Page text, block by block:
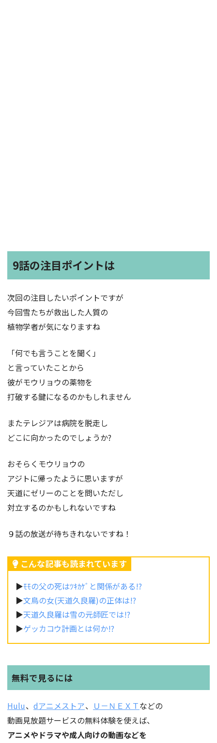
9話の注目ポイントは
次回の注目したいポイントですが
今回雪たちが救出した人質の
植物学者が気になりますね
「何でも言うことを聞く」
と言っていたことから
彼がモウリョウの薬物を
打破する鍵になるのかもしれません
またテレジアは病院を脱走し
どこに向かったのでしょうか?
おそらくモウリョウの
アジトに帰ったように思いますが
天道にゼリーのことを問いただし
対立するのかもしれないですね
９話の放送が待ちきれないですね！
こんな記事も読まれています
▶︎ﾓﾓの父の死はﾂｷｶｹﾞと関係がある!?
▶︎文鳥の女(天道久良羅)の正体は!?
▶︎天道久良羅は雪の元師匠では!?
▶︎ゲッカコウ計画とは何か!?
無料で見るには
Hulu、 dアニメストア、 Ｕ－ＮＥＸＴなどの
動画見放題サービスの無料体験を使えば、
アニメやドラマや成人向けの動画などを